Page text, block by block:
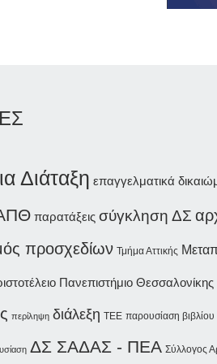
Διάταξη επαγγελματικά
παρατάξεις σύγκληση ΔΣ
προσχεδίων Τμήμα Αττικής
Πανεπιστήμιο Θεσσαλονίκης
περίληψη διάλεξη ΤΕΕ παρουσίαση βιβλίου
ΔΣ ΣΑΔΑΣ - ΠΕΑ Σύλλογος